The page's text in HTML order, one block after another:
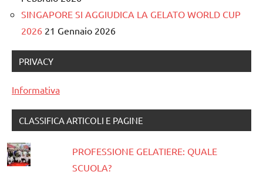
SINGAPORE SI AGGIUDICA LA GELATO WORLD CUP
2026 21 Gennaio 2026
PRIVACY
Informativa
CLASSIFICA ARTICOLI E PAGINE
PROFESSIONE GELATIERE: QUALE
SCUOLA?